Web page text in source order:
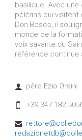
basilique. Avec
pélérins qui visitent
Don Bosco, il
monde de la
voix savante du
référence continue
 père Ezio Orsini
 +39 347 182
